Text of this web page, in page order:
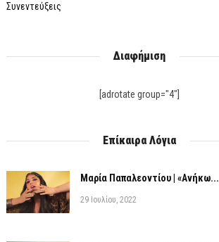
Συνεντεύξεις
Διαφήμιση
[adrotate group="4"]
Επίκαιρα Λόγια
Μαρία Παπαλεοντίου | «Ανήκω...
29 Ιουλίου, 2022